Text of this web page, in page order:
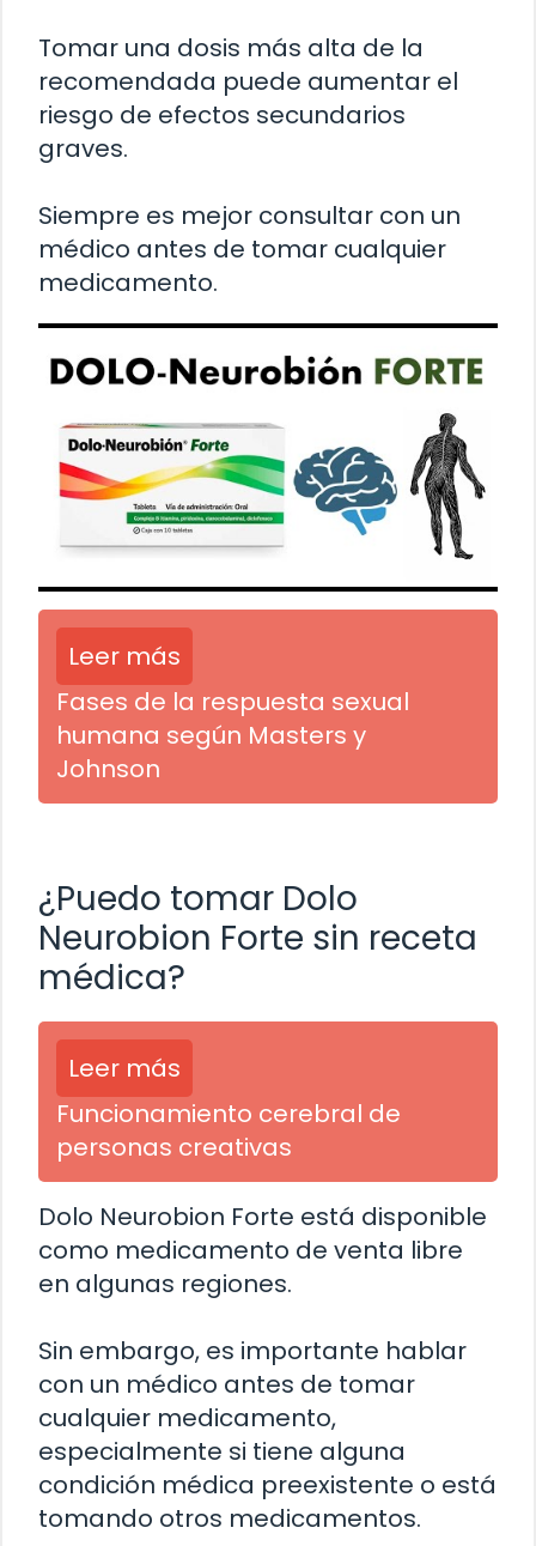
Tomar una dosis más alta de la
recomendada puede aumentar el
riesgo de efectos secundarios
graves.
Siempre es mejor consultar con un
médico antes de tomar cualquier
medicamento.
Leer más
Fases de la respuesta sexual
humana según Masters y
Johnson
¿Puedo tomar Dolo
Neurobion Forte sin receta
médica?
Leer más
Funcionamiento cerebral de
personas creativas
Dolo Neurobion Forte está disponible
como medicamento de venta libre
en algunas regiones.
Sin embargo, es importante hablar
con un médico antes de tomar
cualquier medicamento,
especialmente si tiene alguna
condición médica preexistente o está
tomando otros medicamentos.